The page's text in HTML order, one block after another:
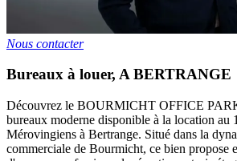
Nous contacter
Bureaux à louer, A BERTRANGE
Découvrez le BOURMICHT OFFICE
bureaux moderne disponible à la location au
Mérovingiens à Bertrange. Situé dans la
commerciale de Bourmicht, ce bien propose